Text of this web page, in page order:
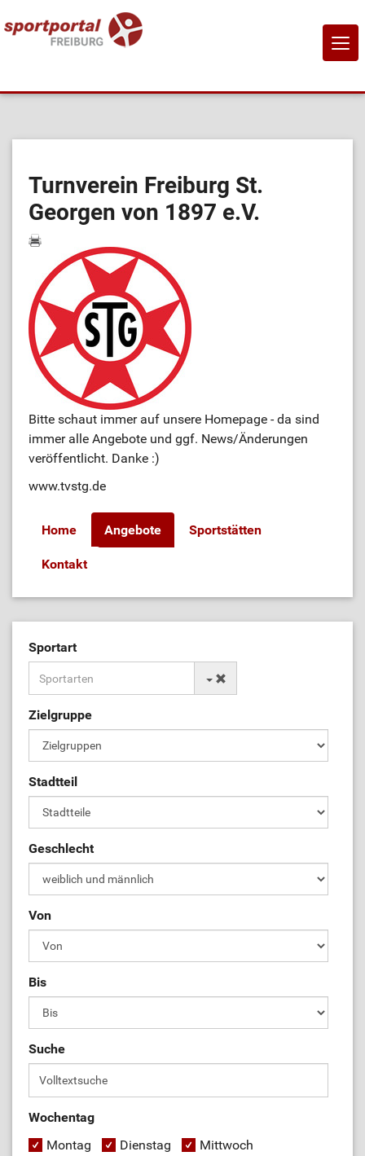
Sportanbietende
Sportstätten
Job-Börse
Kontakt
Turnverein Freiburg St.
Georgen von 1897 e.V.
Bitte schaut immer auf unsere Homepage - da sind
immer alle Angebote und ggf. News/Änderungen
veröffentlicht. Danke :)
www.tvstg.de
Home Angebote Sportstätten
Kontakt
Sportart
Zielgruppe
Stadtteil
Geschlecht
Von
Bis
Suche
Wochentag
Montag
Dienstag
Mittwoch